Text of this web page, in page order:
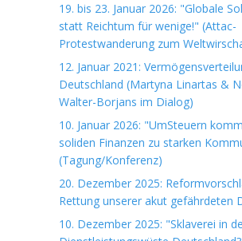
19. bis 23. Januar 2026: "Globale
statt Reichtum für wenige!" (Attac-
Protestwanderung zum
12. Januar 2021:
Deutschland (Martyna Linartas &
Walter-Borjans im Dialog)
10. Januar 2026: "UmSteuern
soliden Finanzen zu starken
(Tagung/Konferenz)
20. Dezember 2025:
Rettung unserer akut gefährdeten
10. Dezember 2025: "Sklaverei in